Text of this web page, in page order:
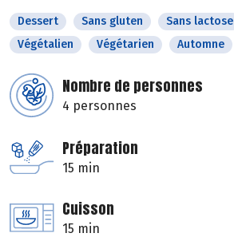
Dessert Sans gluten Sans lactose
Végétalien
Végétarien Automne
Nombre de personnes
4 personnes
Préparation
15 min
Cuisson
15 min